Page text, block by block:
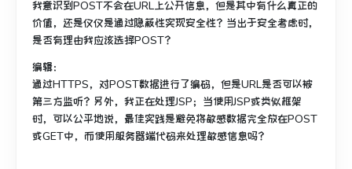
我意识到POST不会在URL上公开信息，但是其中有什么真正的
价值，还是仅仅是通过隐蔽性实现安全性？ 当出于安全考虑时，
是否有理由我应该选择POST？
编辑：
通过HTTPS，对POST数据进行了编码，但是URL是否可以被
第三方监听？ 另外，我正在处理JSP； 当使用JSP或类似框架
时，可以公平地说，最佳实践是避免将敏感数据完全放在POST
或GET中，而使用服务器端代码来处理敏感信息吗？